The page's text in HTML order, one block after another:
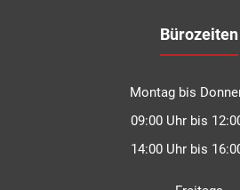
Bürozeiten
Montag bis
09:00 Uhr bis
14:00 Uhr bis